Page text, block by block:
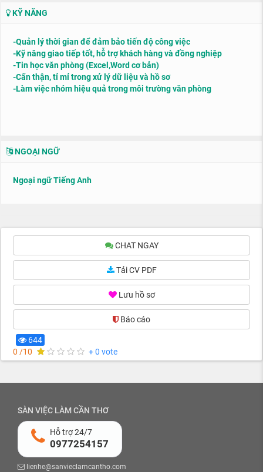
KỸ NĂNG
-Quản lý thời gian để đảm bảo tiến độ công việc
-Kỹ năng giao tiếp tốt, hỗ trợ khách hàng và đồng nghiệp
-Tin học văn phòng (Excel,Word cơ bản)
-Cẩn thận, tỉ mỉ trong xử lý dữ liệu và hồ sơ
-Làm việc nhóm hiệu quả trong môi trường văn phòng
NGOẠI NGỮ
Ngoại ngữ Tiếng Anh
CHAT NGAY
Tải CV PDF
Lưu hồ sơ
Báo cáo
644
0 /10
+ 0 vote
SÀN VIỆC LÀM CẦN THƠ
Hỗ trợ 24/7
0977254157
lienhe@sanvieclamcantho.com